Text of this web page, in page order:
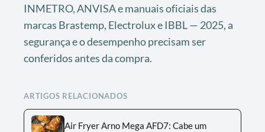
INMETRO, ANVISA e manuais oficiais das
marcas Brastemp, Electrolux e IBBL — 2025, a
segurança e o desempenho precisam ser
conferidos antes da compra.
ARTIGOS RELACIONADOS
Air Fryer Arno Mega AFD7: Cabe um